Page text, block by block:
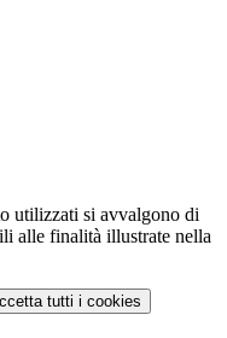
utilizzati si avvalgono di
alle finalità illustrate nella
tutti i cookies